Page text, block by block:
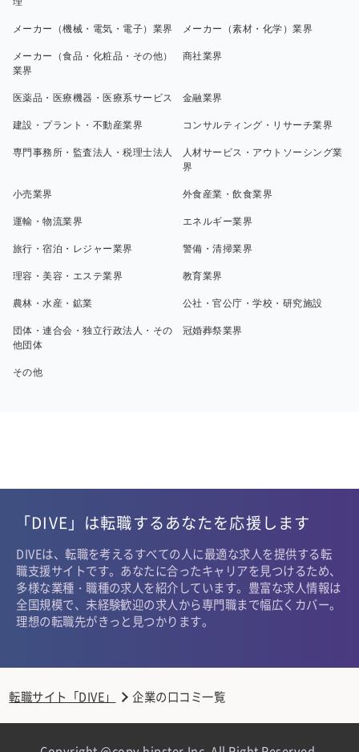
メーカー（機械・電気・電子）業界 メーカー（素材・化学）業界
メーカー（食品・化粧品・その他）
業界
商社業界
医薬品・医療機器・医療系サービス 金融業界
建設・プラント・不動産業界 コンサルティング・リサーチ業界
専門事務所・監査法人・税理士法人
人材サービス・アウトソーシング業
界
小売業界 外食産業・飲食業界
運輸・物流業界 エネルギー業界
旅行・宿泊・レジャー業界 警備・清掃業界
理容・美容・エステ業界 教育業界
農林・水産・鉱業 公社・官公庁・学校・研究施設
団体・連合会・独立行政法人・その
他団体
冠婚葬祭業界
その他
「DIVE」は転職するあなたを応援します
DIVEは、転職を考えるすべての人に最適な求人を提供する転
職支援サイトです。あなたに合ったキャリアを見つけるため、
多様な業種・職種の求人を紹介しています。豊富な求人情報は
全国規模で、未経験歓迎の求人から専門職まで幅広くカバー。
理想の転職先がきっと見つかります。
転職サイト「DIVE」 企業の口コミ一覧